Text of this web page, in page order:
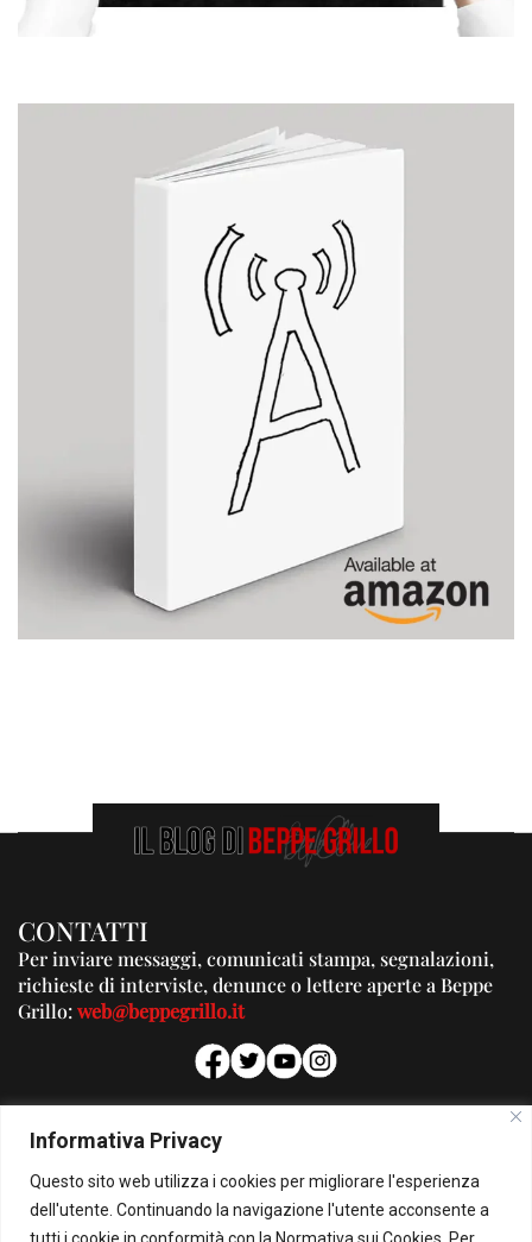
Informativa Privacy
Questo sito web utilizza i cookies per migliorare l'esperienza
dell'utente. Continuando la navigazione l'utente acconsente a
tutti i cookie in conformità con la Normativa sui Cookies. Per
CONTATTI
Per inviare messaggi, comunicati stampa, segnalazioni,
richieste di interviste, denunce o lettere aperte a Beppe
Grillo:web@beppegrillo.it
PUBBLICITA'
Per la tua pubblicità su questo Blog:
pubblicita@beppegrillo.it